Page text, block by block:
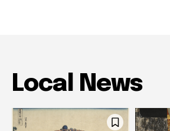
Local News